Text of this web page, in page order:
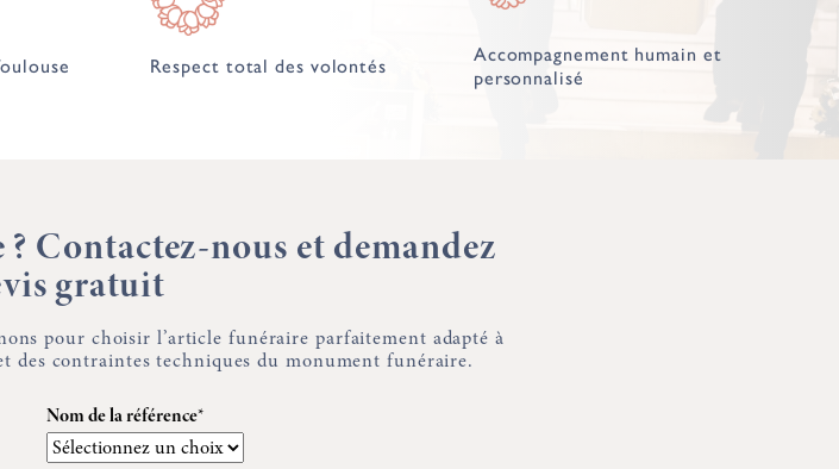
Respect total des volontés
Accompagnement humain et
personnalisé
Contactez-nous et demandez
gratuit
pour choisir l’article funéraire parfaitement adapté à
des contraintes techniques du monument funéraire.
Nom de la référence*